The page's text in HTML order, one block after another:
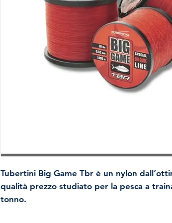
Tubertini Big Game Tbr è un nylon
qualità prezzo studiato per la pesca a
tonno.